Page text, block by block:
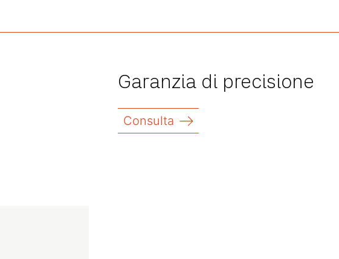
Garanzia di precisione
Consulta